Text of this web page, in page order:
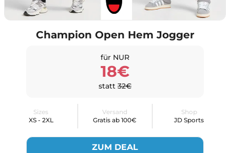
Champion Open Hem Jogger
für NUR
18€
statt 32€
Sizes
XS - 2XL
Versand
Gratis ab 100€
Shop
JD Sports
ZUM DEAL